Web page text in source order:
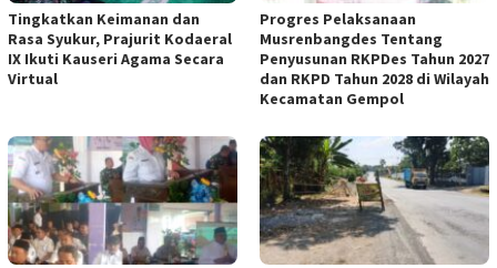
Tingkatkan Keimanan dan
Rasa Syukur, Prajurit Kodaeral
IX Ikuti Kauseri Agama Secara
Virtual
Progres Pelaksanaan
Musrenbangdes Tentang
Penyusunan RKPDes Tahun 2027
dan RKPD Tahun 2028 di Wilayah
Kecamatan Gempol